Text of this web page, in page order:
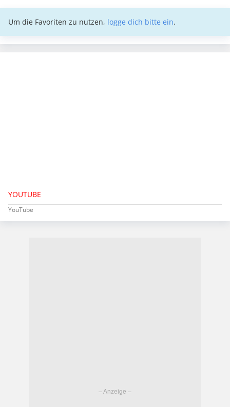
Um die Favoriten zu nutzen, logge dich bitte ein.
YOUTUBE
YouTube